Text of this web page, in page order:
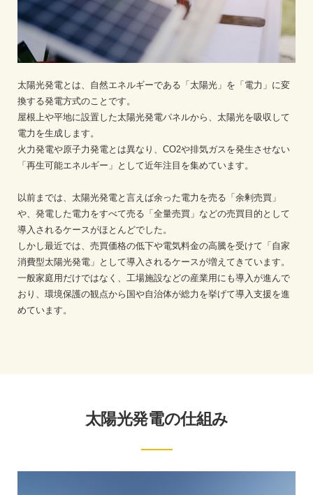
太陽光発電とは、自然エネルギーである「太陽光」を「電力」に変
換する発電方式のことです。
屋根上や平地に設置した太陽光発電パネルから、太陽光を吸収して
電力を生成します。
火力発電や原子力発電とは異なり、CO2や排気ガスを発生させない
「再生可能エネルギー」として近年注目を集めています。
以前までは、太陽光発電と言えば余った電力を売る「余剰売買」
や、発電した電力をすべて売る「全量売買」などの売買目的として
導入されるケースがほとんどでした。
しかし最近では、売買価格の低下や電気料金の高騰を受けて「自家
消費型太陽光発電」として導入されるケースが増えてきています。
一般家庭用だけではなく、工場施設などの産業用にも導入が進んで
おり、環境保護の観点から国や自治体が総力を挙げて導入支援を進
めています。
太陽光発電の仕組み